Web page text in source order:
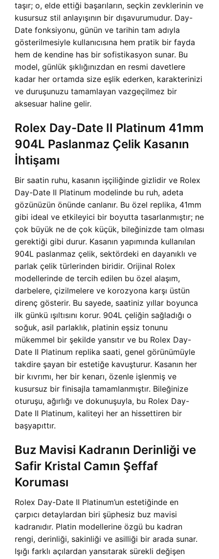
taşır; o, elde ettiği başarıların, seçkin zevklerinin ve
kusursuz stil anlayışının bir dışavurumudur. Day-
Date fonksiyonu, günün ve tarihin tam adıyla
gösterilmesiyle kullanıcısına hem pratik bir fayda
hem de kendine has bir sofistikasyon sunar. Bu
model, günlük şıklığınızdan en resmi davetlere
kadar her ortamda size eşlik ederken, karakterinizi
ve duruşunuzu tamamlayan vazgeçilmez bir
aksesuar haline gelir.
Rolex Day-Date II Platinum 41mm
904L Paslanmaz Çelik Kasanın
İhtişamı
Bir saatin ruhu, kasanın işçiliğinde gizlidir ve Rolex
Day-Date II Platinum modelinde bu ruh, adeta
gözünüzün önünde canlanır. Bu özel replika, 41mm
gibi ideal ve etkileyici bir boyutta tasarlanmıştır; ne
çok büyük ne de çok küçük, bileğinizde tam olması
gerektiği gibi durur. Kasanın yapımında kullanılan
904L paslanmaz çelik, sektördeki en dayanıklı ve
parlak çelik türlerinden biridir. Orijinal Rolex
modellerinde de tercih edilen bu özel alaşım,
darbelere, çizilmelere ve korozyona karşı üstün
direnç gösterir. Bu sayede, saatiniz yıllar boyunca
ilk günkü ışıltısını korur. 904L çeliğin sağladığı o
soğuk, asil parlaklık, platinin eşsiz tonunu
mükemmel bir şekilde yansıtır ve bu Rolex Day-
Date II Platinum replika saati, genel görünümüyle
takdire şayan bir estetiğe kavuşturur. Kasanın her
bir kıvrımı, her bir kenarı, özenle işlenmiş ve
kusursuz bir finisajla tamamlanmıştır. Bileğinize
oturuşu, ağırlığı ve dokunuşuyla, bu Rolex Day-
Date II Platinum, kaliteyi her an hissettiren bir
başyapıttır.
Buz Mavisi Kadranın Derinliği ve
Safir Kristal Camın Şeffaf
Koruması
Rolex Day-Date II Platinum’un estetiğinde en
çarpıcı detaylardan biri şüphesiz buz mavisi
kadranıdır. Platin modellerine özgü bu kadran
rengi, derinliği, sakinliği ve asilliği bir arada sunar.
Işığı farklı açılardan yansıtarak sürekli değişen